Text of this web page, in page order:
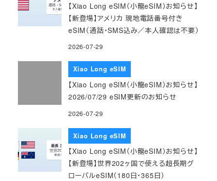
【Xiao Long eSIM（小龍eSIM）お知らせ】
【新登場】アメリカ 現地電話番号付き
eSIM（通話・SMS込み／本人確認は不要）
2026-07-29
Xiao Long eSIM
【Xiao Long eSIM（小龍eSIM）お知らせ】
2026/07/29 eSIM更新のお知らせ
2026-07-29
Xiao Long eSIM
【Xiao Long eSIM（小龍eSIM）お知らせ】
【新登場】世界202ヶ国で使える超長期グ
ローバルeSIM（180日・365日）